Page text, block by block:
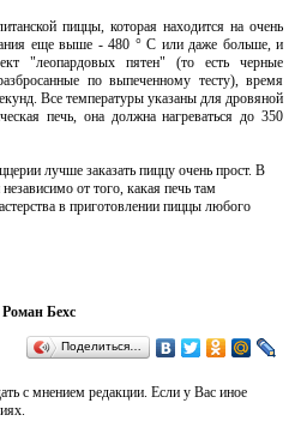
пиццы, которая находится на очень
еще выше - 480 ° С или даже больше, и
"леопардовых пятен" (то есть черные
по выпеченному тесту), время
Все температуры указаны для дровяной
печь, она должна нагреваться до 350
лучше заказать пиццу очень прост. В
от того, какая печь там
в приготовлении пиццы любого
Роман Бехс
Поделиться…
с мнением редакции. Если у Вас иное